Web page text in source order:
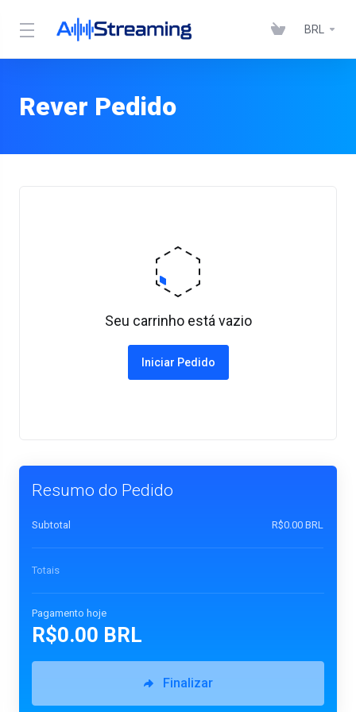
BRL
Rever Pedido
Seu carrinho está vazio
Iniciar Pedido
Resumo do Pedido
Subtotal R$0.00 BRL
Totais
Pagamento hoje
R$0.00 BRL
Finalizar